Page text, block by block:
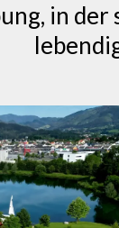
in